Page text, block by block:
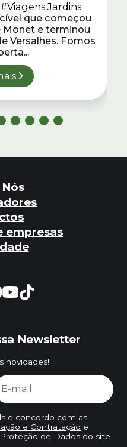
#Viagens Jardins
que começou
e terminou
Versalhes. Fomos
empresas
Newsletter
novidades!
e concordo com as
e Contratação e
de Dadosdo site.